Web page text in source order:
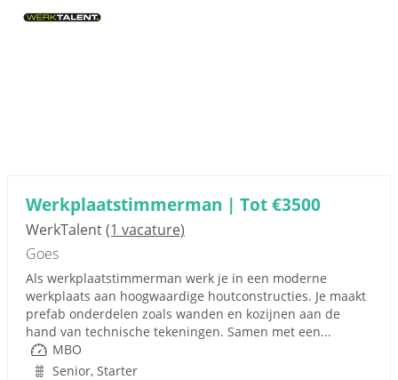
Werkplaatstimmerman | Tot €3500
WerkTalent(1 vacature)
Goes
Als werkplaatstimmerman werk je in een moderne
werkplaats aan hoogwaardige houtconstructies. Je maakt
prefab onderdelen zoals wanden en kozijnen aan de
hand van technische tekeningen. Samen met een...
MBO
Senior, Starter